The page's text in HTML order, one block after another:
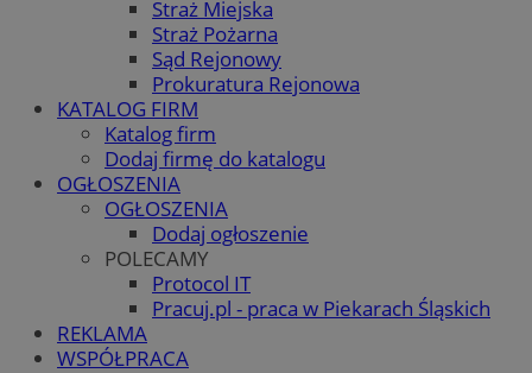
Straż Miejska
Straż Pożarna
Sąd Rejonowy
Prokuratura Rejonowa
KATALOG FIRM
Katalog firm
Dodaj firmę do katalogu
OGŁOSZENIA
OGŁOSZENIA
Dodaj ogłoszenie
POLECAMY
Protocol IT
Pracuj.pl - praca w Piekarach Śląskich
REKLAMA
WSPÓŁPRACA